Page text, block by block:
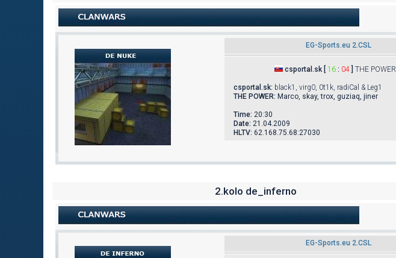
EG-Sports.eu 2.CSL
csportal.sk [ 16: 04] THE POWER
csportal.sk: black1, virg0, 0t1k, radiCal & Leg1
THE POWER: Marco, skay, trox, guziaq, jiner
Time: 20:30
Date: 21.04.2009
HLTV: 62.168.75.68:27030
2.kolo de_inferno
EG-Sports.eu 2.CSL